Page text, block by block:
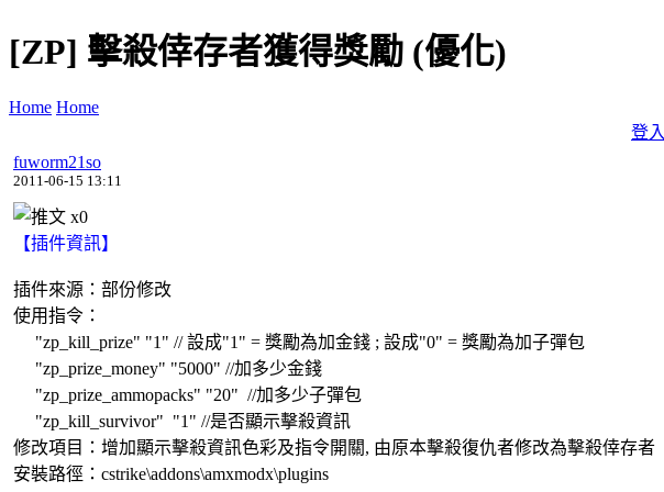
[ZP] 擊殺倖存者獲得獎勵 (優化)
Home Home
登入
fuworm21so
2011-06-15 13:11
x0
【插件資訊】
插件來源：部份修改
使用指令：
"zp_kill_prize" "1" // 設成"1" = 獎勵為加金錢 ; 設成"0" = 獎勵為加子彈包
"zp_prize_money" "5000" //加多少金錢
"zp_prize_ammopacks" "20" //加多少子彈包
"zp_kill_survivor" "1" //是否顯示擊殺資訊
修改項目：增加顯示擊殺資訊色彩及指令開關, 由原本擊殺復仇者修改為擊殺倖存者
安裝路徑：cstrike\addons\amxmodx\plugins